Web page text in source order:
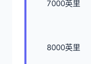
7000英里
8000英里